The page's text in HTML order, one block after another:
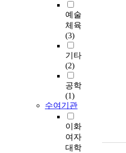
예술
체육
(3)
기타
(2)
공학
(1)
수여기관
이화
여자
대학